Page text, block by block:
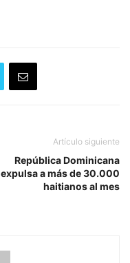
Artículo siguiente
República Dominicana
expulsa a más de 30.000
haitianos al mes